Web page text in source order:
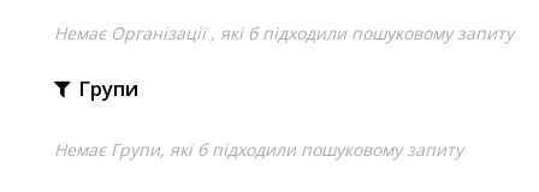
Немає Організації , які б підходили пошуковому запиту
Групи
Немає Групи, які б підходили пошуковому запиту